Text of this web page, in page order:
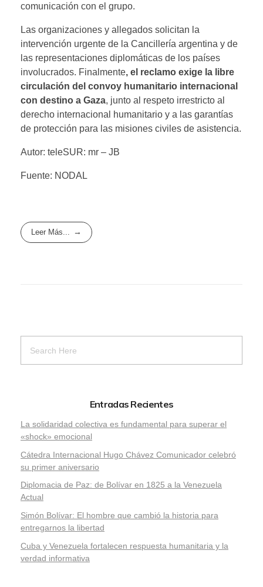
comunicación con el grupo.
Las organizaciones y allegados solicitan la
intervención urgente de la Cancillería argentina y de
las representaciones diplomáticas de los países
involucrados. Finalmente, el reclamo exige la libre
circulación del convoy humanitario internacional
con destino a Gaza, junto al respeto irrestricto al
derecho internacional humanitario y a las garantías
de protección para las misiones civiles de asistencia.
Autor: teleSUR: mr – JB
Fuente: NODAL
Leer Más...
Entradas Recientes
La solidaridad colectiva es fundamental para superar el
«shock» emocional
Cátedra Internacional Hugo Chávez Comunicador celebró
su primer aniversario
Diplomacia de Paz: de Bolívar en 1825 a la Venezuela
Actual
Simón Bolívar: El hombre que cambió la historia para
entregarnos la libertad
​Cuba y Venezuela fortalecen respuesta humanitaria y la
verdad informativa